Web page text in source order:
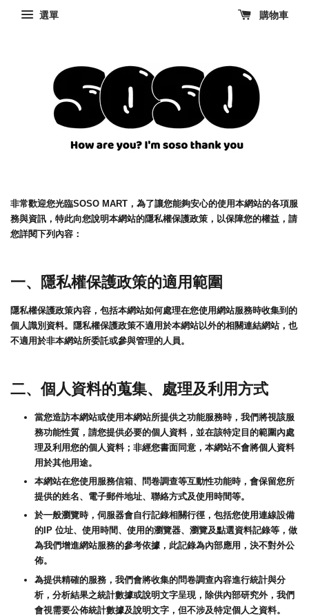
選單 購物車
非常歡迎您光臨SOSO MART，為了讓您能夠安心的使用本網站的各項服
務與資訊，特此向您說明本網站的隱私權保護政策，以保障您的權益，請
您詳閱下列內容：
一、隱私權保護政策的適用範圍
隱私權保護政策內容，包括本網站如何處理在您使用網站服務時收集到的
個人識別資料。隱私權保護政策不適用於本網站以外的相關連結網站，也
不適用於非本網站所委託或參與管理的人員。
二、個人資料的蒐集、處理及利用方式
當您造訪本網站或使用本網站所提供之功能服務時，我們將視該服
務功能性質，請您提供必要的個人資料，並在該特定目的範圍內處
理及利用您的個人資料；非經您書面同意，本網站不會將個人資料
用於其他用途。
本網站在您使用服務信箱、問卷調查等互動性功能時，會保留您所
提供的姓名、電子郵件地址、聯絡方式及使用時間等。
於一般瀏覽時，伺服器會自行記錄相關行徑，包括您使用連線設備
的IP 位址、使用時間、使用的瀏覽器、瀏覽及點選資料記錄等，做
為我們增進網站服務的參考依據，此記錄為內部應用，決不對外公
佈。
為提供精確的服務，我們會將收集的問卷調查內容進行統計與分
析，分析結果之統計數據或說明文字呈現，除供內部研究外，我們
會視需要公佈統計數據及說明文字，但不涉及特定個人之資料。